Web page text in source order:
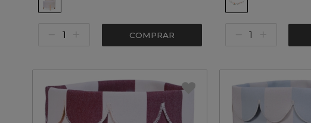
COMPRAR